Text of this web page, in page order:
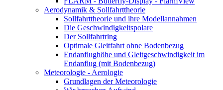
Aerodynamik & Sollfahrttheorie
Sollfahrttheorie und ihre Modellannahmen
Die Geschwindigkeitspolare
Der Sollfahrtring
Optimale Gleitfahrt ohne Bodenbezug
Endanflughöhe und Gleitgeschwindigkeit im
Endanflug (mit Bodenbezug)
Meteorologie - Aerologie
Grundlagen der Meteorologie